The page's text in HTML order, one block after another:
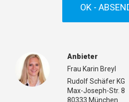
OK -
Anbieter
Frau Karin Breyl
Rudolf Schäfer KG
Max-Joseph-Str. 8
80333 München